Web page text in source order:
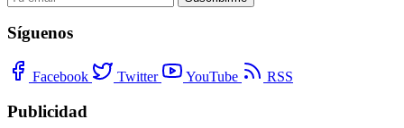
Síguenos
Facebook Twitter YouTube RSS
Publicidad